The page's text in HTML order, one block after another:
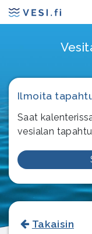
Ilmoita
Saat
vesialan
Takaisin